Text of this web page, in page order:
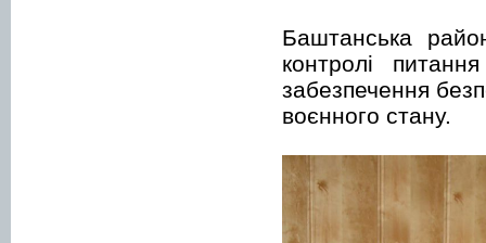
Баштанська
контролі
забезпечення
воєнного стану.